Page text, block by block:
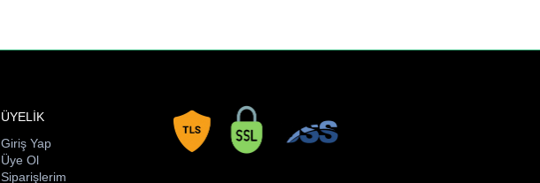
ÜYELİK
Giriş Yap
Üye Ol
Siparişlerim